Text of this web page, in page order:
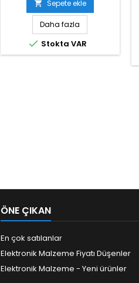
 Sepete ekle
Daha fazla
 Stokta VAR
ÖNE ÇIKAN
En çok satılanlar
Elektronik Malzeme Fiyatı Düşenler
Elektronik Malzeme - Yeni ürünler